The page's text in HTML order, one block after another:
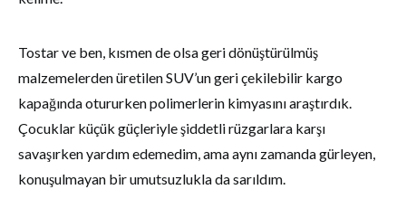
Tostar ve ben, kısmen de olsa geri dönüştürülmüş
malzemelerden üretilen SUV’un geri çekilebilir kargo
kapağında otururken polimerlerin kimyasını araştırdık.
Çocuklar küçük güçleriyle şiddetli rüzgarlara karşı
savaşırken yardım edemedim, ama aynı zamanda gürleyen,
konuşulmayan bir umutsuzlukla da sarıldım.